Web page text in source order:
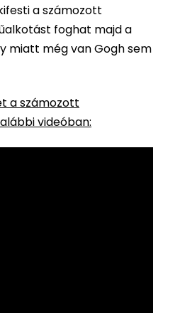
a számozott
foghat majd a
miatt még van Gogh sem
a számozott
videóban: